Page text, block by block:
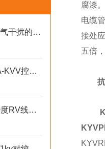
控制电缆投入运行后,引起电气干扰的主要原因有
软芯直流400V编织屏蔽ZRA-KVV控制电缆
控制电缆KVVPR22高温270度RV线绞合
腐漆
电缆
接处
五倍